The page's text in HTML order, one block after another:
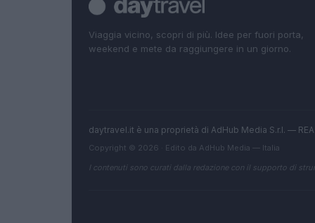
Viaggia vicino, scopri di più. Idee per fuori porta,
weekend e mete da raggiungere in un giorno.
daytravel.it è una proprietà di AdHub Media S.r.l. —
Copyright © 2026 · Edito da AdHub Media — Italia
I contenuti sono curati dalla redazione con il supporto di